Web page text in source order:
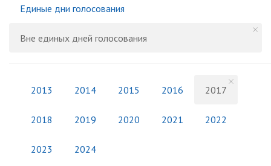
Единые дни голосования
Вне единых дней голосования
2013 2014 2015 2016 2017
2018 2019 2020 2021 2022
2023 2024